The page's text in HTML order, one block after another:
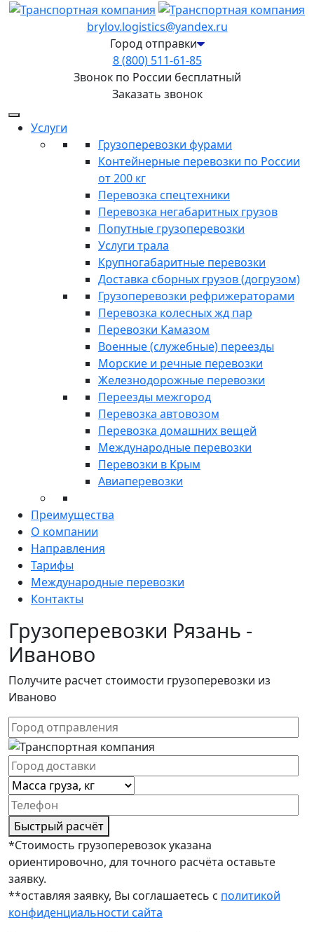
brylov.logistics@yandex.ru
Город отправки
8 (800) 511-61-85
Звонок по России бесплатный
Заказать звонок
Услуги
Грузоперевозки фурами
Контейнерные перевозки по России
от 200 кг
Перевозка спецтехники
Перевозка негабаритных грузов
Попутные грузоперевозки
Услуги трала
Крупногабаритные перевозки
Доставка сборных грузов (догрузом)
Грузоперевозки рефрижераторами
Перевозка колесных жд пар
Перевозки Камазом
Военные (служебные) переезды
Морские и речные перевозки
Железнодорожные перевозки
Переезды межгород
Перевозка автовозом
Перевозка домашних вещей
Международные перевозки
Перевозки в Крым
Авиаперевозки
Преимущества
О компании
Направления
Тарифы
Международные перевозки
Контакты
Грузоперевозки Рязань -
Иваново
Получите расчет стоимости грузоперевозки из
Иваново
Быстрый расчёт
*Стоимость грузоперевозок указана
ориентировочно, для точного расчёта оставьте
заявку.
**оставляя заявку, Вы соглашаетесь с политикой
конфиденциальности сайта